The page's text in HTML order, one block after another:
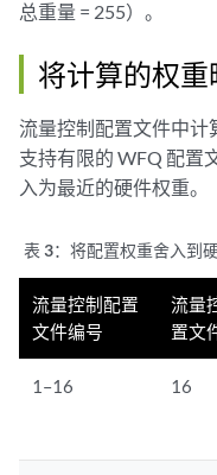
总重量 = 255）。
将计算的权
流量控制配置文件中计
支持有限的 WFQ 配置
入为最近的硬件权重。
表 3： 将配置权重舍入到
流量控制配置
文件编号
流量
置文
1–16 16